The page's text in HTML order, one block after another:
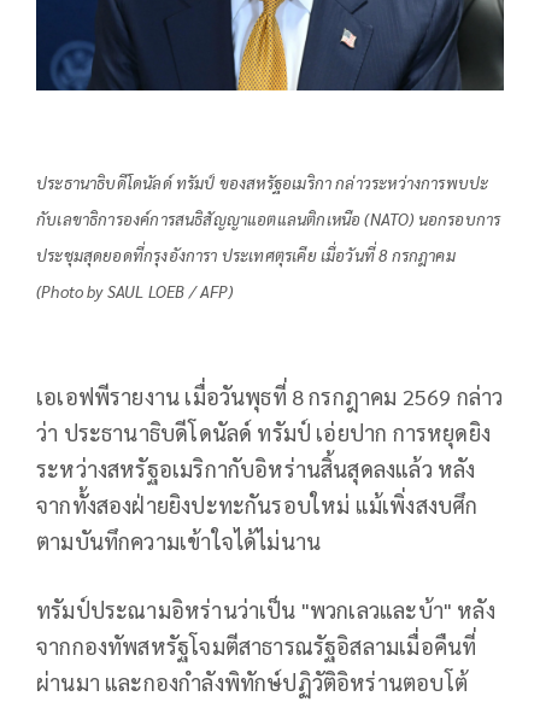
ประธานาธิบดีโดนัลด์ ทรัมป์ ของสหรัฐอเมริกา กล่าวระหว่างการพบปะ
กับเลขาธิการองค์การสนธิสัญญาแอตแลนติกเหนือ (NATO) นอกรอบการ
ประชุมสุดยอดที่กรุงอังการา ประเทศตุรเคีย เมื่อวันที่ 8 กรกฎาคม
(Photo by SAUL LOEB / AFP)
เอเอฟพีรายงาน เมื่อวันพุธที่ 8 กรกฎาคม 2569 กล่าว
ว่า ประธานาธิบดีโดนัลด์ ทรัมป์ เอ่ยปาก การหยุดยิง
ระหว่างสหรัฐอเมริกากับอิหร่านสิ้นสุดลงแล้ว หลัง
จากทั้งสองฝ่ายยิงปะทะกันรอบใหม่ แม้เพิ่งสงบศึก
ตามบันทึกความเข้าใจได้ไม่นาน
ทรัมป์ประณามอิหร่านว่าเป็น "พวกเลวและบ้า" หลัง
จากกองทัพสหรัฐโจมตีสาธารณรัฐอิสลามเมื่อคืนที่
ผ่านมา และกองกำลังพิทักษ์ปฏิวัติอิหร่านตอบโต้